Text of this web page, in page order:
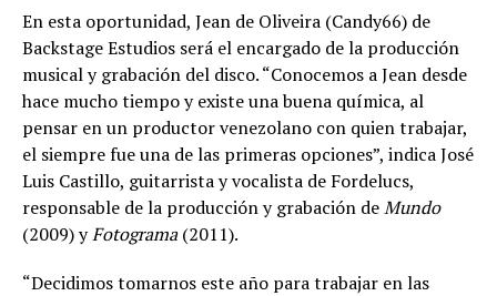
En esta oportunidad, Jean de Oliveira (Candy66) de
Backstage Estudios será el encargado de la producción
musical y grabación del disco. “Conocemos a Jean desde
hace mucho tiempo y existe una buena química, al
pensar en un productor venezolano con quien trabajar,
el siempre fue una de las primeras opciones”, indica José
Luis Castillo, guitarrista y vocalista de Fordelucs,
responsable de la producción y grabación deMundo
(2009) yFotograma(2011).
“Decidimos tomarnos este año para trabajar en las